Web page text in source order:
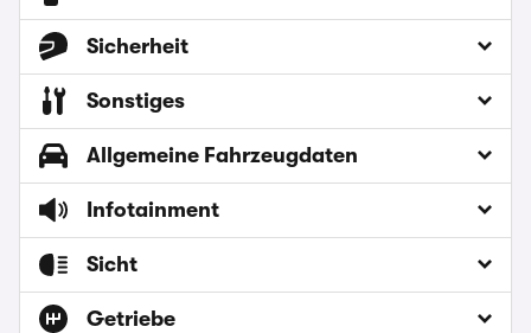
Sicherheit
Sonstiges
Allgemeine Fahrzeugdaten
Infotainment
Sicht
Getriebe